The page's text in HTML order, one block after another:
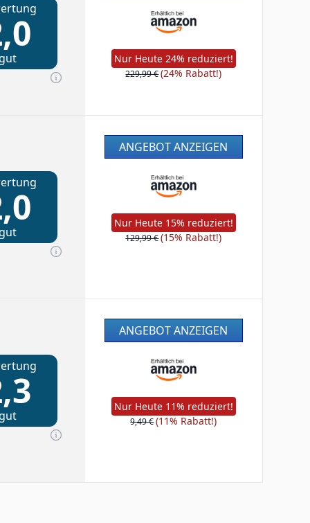
gut Nur Heute 24% reduziert!
229,99 €(24% Rabatt!)
gut
ANGEBOT ANZEIGEN
Nur Heute 15% reduziert!
129,99 €(15% Rabatt!)
gut
ANGEBOT ANZEIGEN
Nur Heute 11% reduziert!
9,49 €(11% Rabatt!)